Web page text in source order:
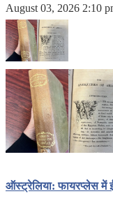
August 03, 2026 2:10
ऑस्ट्रेलिया: फायरप्लेस में